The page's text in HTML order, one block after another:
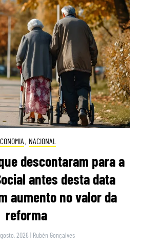
, NACIONAL
descontaram para a
antes desta data
aumento no valor da
reforma
2026 | Rubén Gonçalves